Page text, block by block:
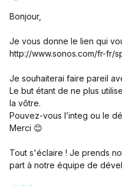
Bonjour,
Je vous donne le lien qui
http://www.sonos.com/fr-fr/
Je souhaiterai faire pareil
Le but étant de ne plus
la vôtre.
Pouvez-vous l’integ ou le
Merci 😊
Tout s'éclaire ! Je prends
part à notre équipe de